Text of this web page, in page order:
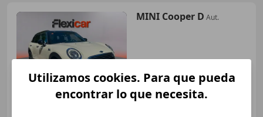
MINI Cooper D Aut.
€ 12.990
precio
Utilizamos cookies. Para que pueda
encontrar lo que necesita.